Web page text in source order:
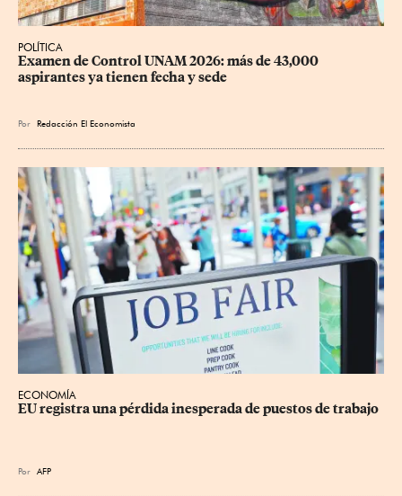
POLÍTICA
Examen de Control UNAM 2026: más de 43,000
aspirantes ya tienen fecha y sede
Por Redacción El Economista
ECONOMÍA
EU registra una pérdida inesperada de puestos de trabajo
Por AFP